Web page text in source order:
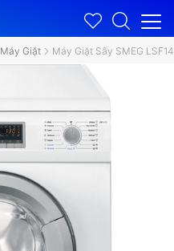
Máy Giặt Máy Giặt Sấy SMEG